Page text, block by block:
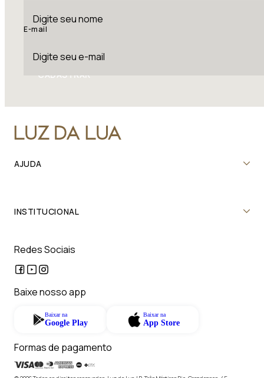
E-mail
CADASTRAR
AJUDA
INSTITUCIONAL
Redes Sociais
Baixe nosso app
Baixar na
Google Play
Baixar na
App Store
Formas de pagamento